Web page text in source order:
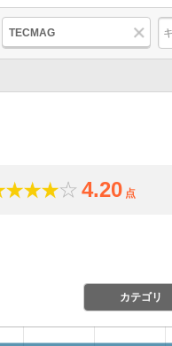
TECMAG
4.20 点
カテゴリ